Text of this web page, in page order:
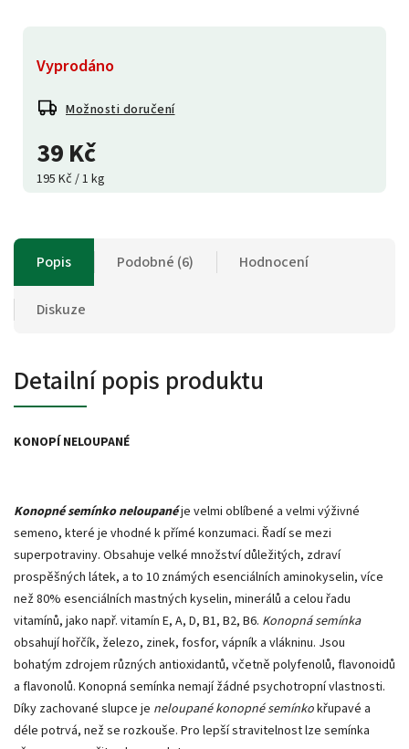
39 Kč
195 Kč / 1 kg
Vyprodáno
Možnosti doručení
Popis Podobné (6) Hodnocení
Diskuze
Detailní popis produktu
KONOPÍ NELOUPANÉ
Konopné semínko neloupanéje velmi oblíbené a velmi výživné
semeno, které je vhodné k přímé konzumaci. Řadí se mezi
superpotraviny. Obsahuje velké množství důležitých, zdraví
prospěšných látek, a to 10 známých esenciálních aminokyselin, více
než 80% esenciálních mastných kyselin, minerálů a celou řadu
vitamínů, jako např. vitamín E, A, D, B1, B2, B6. Konopná semínka
obsahují hořčík, železo, zinek, fosfor, vápník a vlákninu. Jsou
bohatým zdrojem různých antioxidantů, včetně polyfenolů, flavonoidů
a flavonolů. Konopná semínka nemají žádné psychotropní vlastnosti.
Díky zachované slupce je neloupané konopné semínkokřupavé a
déle potrvá, než se rozkouše. Pro lepší stravitelnost lze semínka